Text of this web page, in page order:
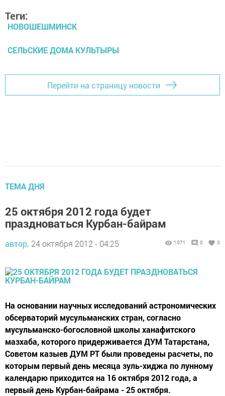
Теги:
НОВОШЕШМИНСК
СЕЛЬСКИЕ ДОМА КУЛЬТЫРЫ
Перейти на страницу новости
ТЕМА ДНЯ
25 октября 2012 года будет
праздноваться Курбан-байрам
автор, 24 октября 2012 - 04:25 1071 0 0
На основании научных исследований астрономических
обсерваторий мусульманских стран, согласно
мусульманско-богословной школы ханафитского
мазхаба, которого придерживается ДУМ Татарстана,
Советом казыев ДУМ РТ были проведены расчеты, по
которым первый день месяца зуль-хиджа по лунному
календарю приходится на 16 октября 2012 года, а
первый день Курбан-байрама - 25 октября.